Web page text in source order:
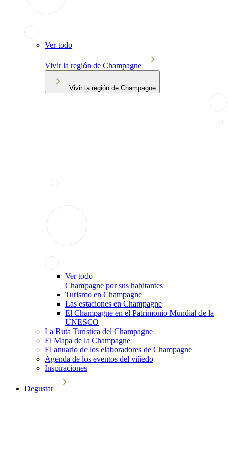
Ver todo
Vivir la región de Champagne
Vivir la región de Champagne
Ver todo
Champagne por sus habitantes
Turismo en Champagne
Las estaciones en Champagne
El Champagne en el Patrimonio Mundial de la
UNESCO
La Ruta Turística del Champagne
El Mapa de la Champagne
El anuario de los elaboradores de Champagne
Agenda de los eventos del viñedo
Inspiraciones
Degustar